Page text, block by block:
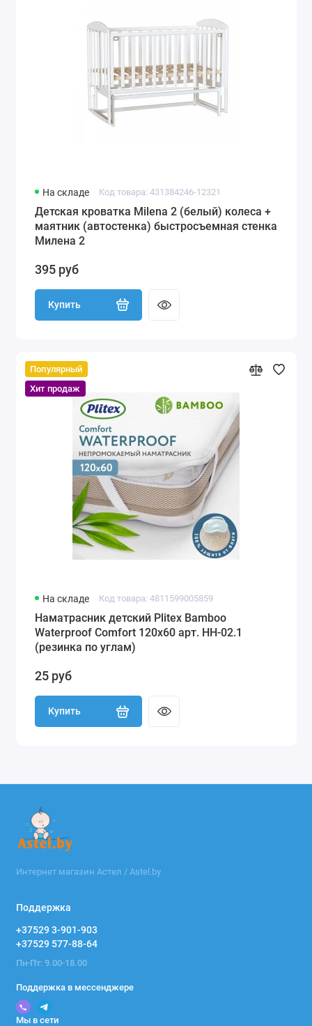
На складе Код товара: 431384246-12321
Детская кроватка Milena 2 (белый) колеса +
маятник (автостенка) быстросъемная стенка
Милена 2
395 руб
Купить
Популярный
Хит продаж
На складе Код товара: 4811599005859
Наматрасник детский Plitex Bamboo
Waterproof Comfort 120х60 арт. НН-02.1
(резинка по углам)
25 руб
Купить
Интернет магазин Астел / Astel.by
Поддержка
+37529 3-901-903
+37529 577-88-64
Пн-Пт: 9.00-18.00
Поддержка в мессенджере
Мы в сети